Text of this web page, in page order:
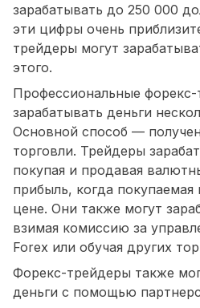
зарабатывать до 250 000
эти цифры очень
трейдеры могут
этого.
Профессиональные
зарабатывать деньги
Основной способ —
торговли. Трейдеры
покупая и продавая
прибыль, когда
цене. Они также могут
взимая комиссию за
Forex или обучая других
Форекс-трейдеры также
деньги с помощью